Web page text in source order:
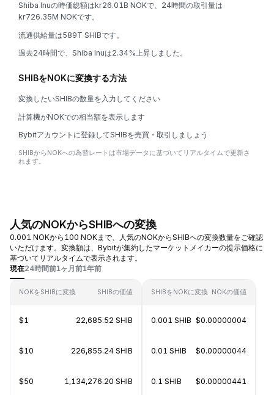
Shiba Inuの時価総額はkr26.01B NOKで、24時間の取引量は
kr726.35M NOKです。
流通供給量は589T SHIBです。
過去24時間で、Shiba Inuは2.34%上昇しました。
SHIBをNOKに変換する方法
変換したいSHIBの数量を入力してください
計算機がNOKでの相当額を表示します
Bybitアカウントに登録してSHIBを売買・取引しましょう
SHIBからNOKへの為替レートは市場データに基づいてリアルタイムで更新さ
れます。
人気のNOKからSHIBへの変換
0.001 NOKから100 NOKまで、人気のNOKからSHIBへの変換数量をご確認
いただけます。変換額は、Bybitが集約したマーケットメイカーの提示価格に
基づいてリアルタイムで表示されます。
現在24時間前1ヶ月前1年前
NOKをSHIBに変換 SHIBの価値
$1 22,685.52 SHIB
$10 226,855.24 SHIB
$50 1,134,276.20 SHIB
SHIBをNOKに変換 NOKの価値
0.001 SHIB $0.00000004
0.01 SHIB $0.00000044
0.1 SHIB $0.00000441